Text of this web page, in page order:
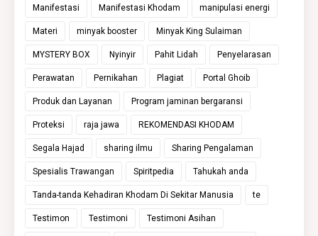
Manifestasi Manifestasi Khodam manipulasi energi
Materi minyak booster Minyak King Sulaiman
MYSTERY BOX Nyinyir Pahit Lidah Penyelarasan
Perawatan Pernikahan Plagiat Portal Ghoib
Produk dan Layanan Program jaminan bergaransi
Proteksi raja jawa REKOMENDASI KHODAM
Segala Hajad sharing ilmu Sharing Pengalaman
Spesialis Trawangan Spiritpedia Tahukah anda
Tanda-tanda Kehadiran Khodam Di Sekitar Manusia te
Testimon Testimoni Testimoni Asihan